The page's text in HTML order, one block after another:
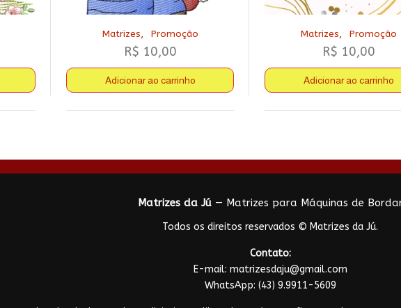
Matrizes, Promoção
R$ 10,00
Adicionar ao carrinho
Matrizes, Promoção
R$ 10,00
Adicionar ao carrinho
Matrizes da Jú— Matrizes para Máquinas de
Todos os direitos reservados © Matrizes da Jú.
Contato:
E-mail: matrizesdaju@gmail.com
WhatsApp: (43) 9.9911-5609